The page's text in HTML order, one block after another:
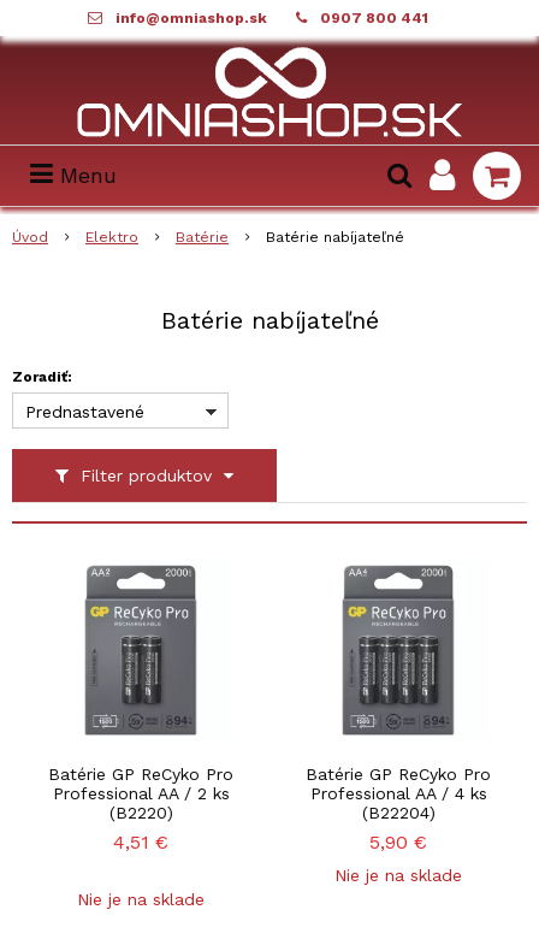
info@omniashop.sk 0907 800 441
Menu
Úvod Elektro Batérie Batérie nabíjateľné
Batérie nabíjateľné
Filter produktov
Zoradiť:
Prednastavené
Batérie GP ReCyko Pro
Professional AA / 2 ks
(B2220)
4,51 €
Nie je na sklade
Batérie GP ReCyko Pro
Professional AA / 4 ks
(B22204)
5,90 €
Nie je na sklade